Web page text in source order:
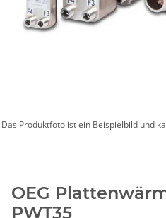
Das Produktfoto ist ein Beispielbild und
OEG
PWT35